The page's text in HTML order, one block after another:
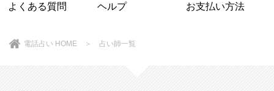
よくある質問 ヘルプ お支払い方法
電話占い HOME ＞ 占い師一覧